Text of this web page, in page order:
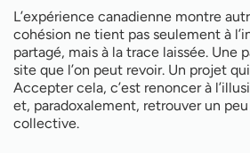
L’expérience canadienne montre
cohésion ne tient pas seulement à
partagé, mais à la trace laissée. Une
site que l’on peut revoir. Un projet
Accepter cela, c’est renoncer à
et, paradoxalement, retrouver un
collective.